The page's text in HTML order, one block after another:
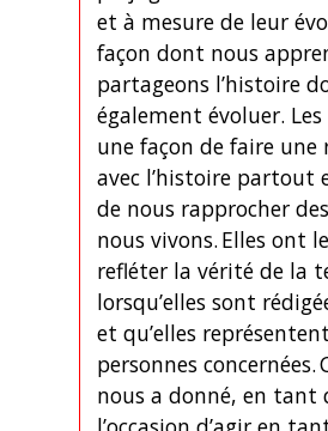
et à mesure de leur
façon dont nous
partageons l’histoire
également évoluer.
une façon de faire une
avec l’histoire partout
de nous rapprocher
nous vivons. Elles ont
refléter la vérité de la
lorsqu’elles sont
et qu’elles
personnes concernées.
nous a donné, en tant